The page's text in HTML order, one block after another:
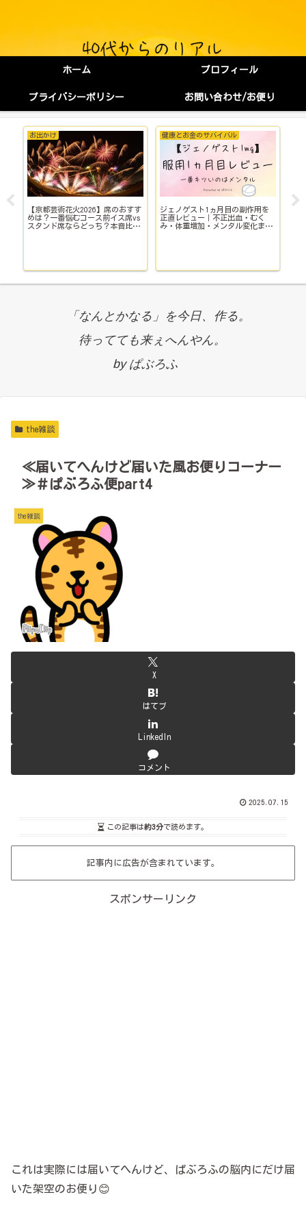
ホーム プロフィール
プライバシーポリシー お問い合わせ/お便り
お出かけ
【京都芸術花火2026】席のおすす
めは？一番悩むコース前イス席vs
スタンド席ならどっち？本音比
健康とお金のサバイバル
ジェノゲスト1ヵ月目の副作用を
正直レビュー｜不正出血・むく
み・体重増加・メンタル変化まで
「なんとかなる」を今日、作る。
待ってても来ぇへんやん。
by ぱぶろふ
the雑談
≪届いてへんけど届いた風お便りコーナー
≫＃ぱぶろふ便part4
the雑談
X
はてブ
LinkedIn
コメント
2025.07.15
この記事は約3分で読めます。
記事内に広告が含まれています。
スポンサーリンク
これは実際には届いてへんけど、ぱぶろふの脳内にだけ届
いた架空のお便り😊